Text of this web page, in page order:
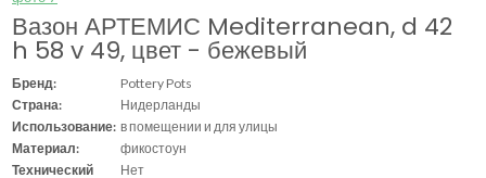
Вазон АРТЕМИС Mediterranean, d 42
h 58 v 49, цвет - бежевый
Бренд:
Pottery Pots
Страна:
Нидерланды
Использование: в помещении и для улицы
Материал:
фикостоун
Технический
Нет